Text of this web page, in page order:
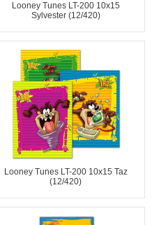
Looney Tunes LT-200 10x15
Sylvester (12/420)
Looney Tunes LT-200 10x15 Taz
(12/420)